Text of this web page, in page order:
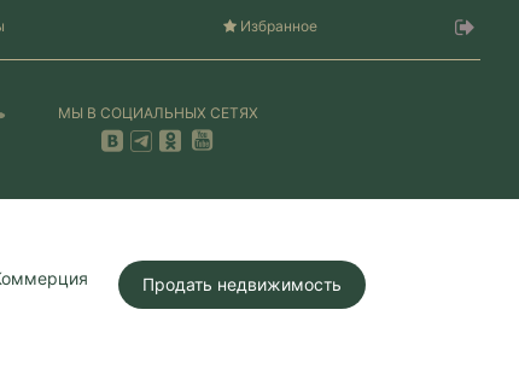
Избранное
МЫ В СОЦИАЛЬНЫХ СЕТЯХ
Продать недвижимость